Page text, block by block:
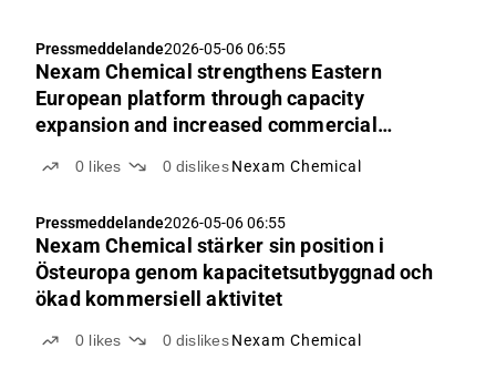
Pressmeddelande2026-05-06 06:55
Nexam Chemical strengthens Eastern
European platform through capacity
expansion and increased commercial
0 likes 0 dislikes Nexam Chemical
Pressmeddelande2026-05-06 06:55
Nexam Chemical stärker sin position i
Östeuropa genom kapacitetsutbyggnad och
ökad kommersiell aktivitet
0 likes 0 dislikes Nexam Chemical